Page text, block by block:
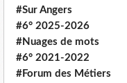
#Sur Angers
#6° 2025-2026
#Nuages de mots
#6° 2021-2022
#Forum des Métiers